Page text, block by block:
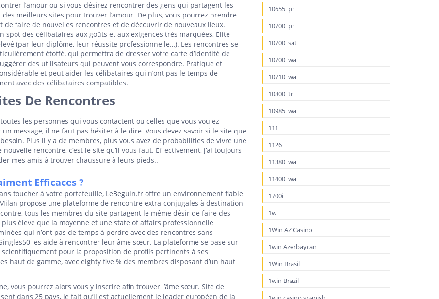
l’amour ou si vous désirez rencontrer des gens qui partagent les
des meilleurs sites pour trouver l’amour. De plus, vous pourrez prendre
faire de nouvelles rencontres et de découvrir de nouveaux lieux.
des célibataires aux goûts et aux exigences très marquées, Elite
(par leur diplôme, leur réussite professionnelle…). Les rencontres se
étoffé, qui permettra de dresser votre carte d’identité de
des utilisateurs qui peuvent vous correspondre. Pratique et
et peut aider les célibataires qui n’ont pas le temps de
avec des célibataires compatibles.
De Rencontres
les personnes qui vous contactent ou celles que vous voulez
message, il ne faut pas hésiter à le dire. Vous devez savoir si le site que
Plus il y a de membres, plus vous avez de probabilities de vivre une
rencontre, c’est le site qu’il vous faut. Effectivement, j’ai toujours
mes amis à trouver chaussure à leurs pieds..
Efficaces ?
toucher à votre portefeuille, LeBeguin.fr offre un environnement fiable
propose une plateforme de rencontre extra-conjugales à destination
tous les membres du site partagent le même désir de faire des
élevé que la moyenne et une state of affairs professionnelle
qui n’ont pas de temps à perdre avec des rencontres sans
les aide à rencontrer leur âme sœur. La plateforme se base sur
pour la proposition de profils pertinents à ses
haut de gamme, avec eighty five % des membres disposant d’un haut
vous pourrez alors vous y inscrire afin trouver l’âme sœur. Site de
dans 25 pays, le fait qu’il est actuellement le leader européen de la
10655_pr
10700_pr
10700_sat
10700_wa
10710_wa
10800_tr
10985_wa
111
1126
11380_wa
11400_wa
1700i
1w
1Win AZ Casino
1win Azərbaycan
1Win Brasil
1win Brazil